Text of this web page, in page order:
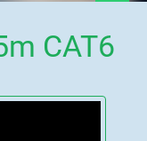
CAT6